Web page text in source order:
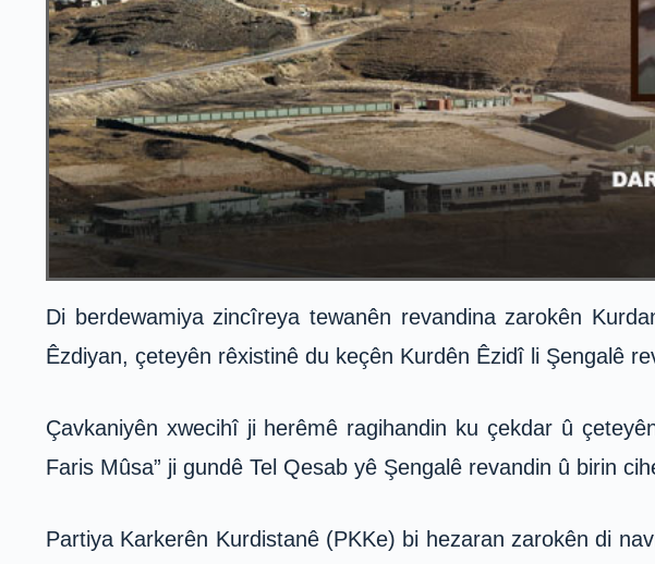
Di berdewamiya zincîreya tewanên revandina zarokên
Êzdiyan, çeteyên rêxistinê du keçên Kurdên Êzidî li Şengalê
Çavkaniyên xwecihî ji herêmê ragihandin ku çekdar û
Faris Mûsa” ji gundê Tel Qesab yê Şengalê revandin û birin
Partiya Karkerên Kurdistanê (PKKe) bi hezaran zarokên di